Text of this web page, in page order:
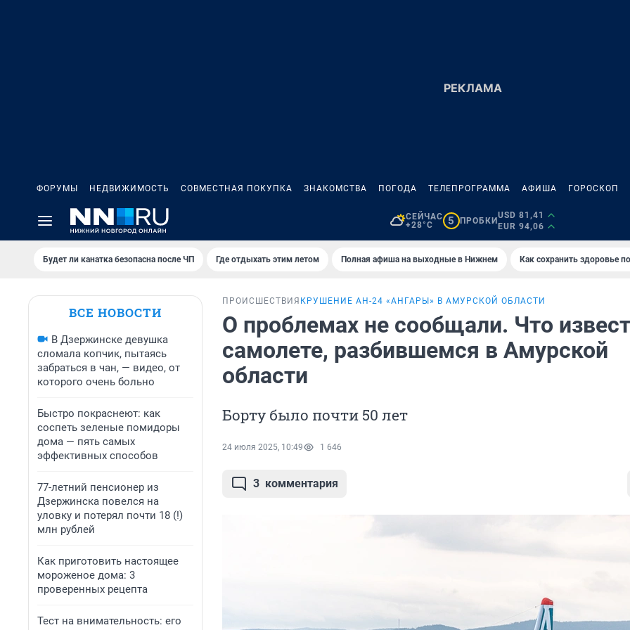
ФОРУМЫ НЕДВИЖИМОСТЬ СОВМЕСТНАЯ ПОКУПКА ЗНАКОМСТВА ПОГОДА ТЕЛЕПРОГРАММА АФИША ГОРОСКОП
СЕЙЧАС
+28°C
5 ПРОБКИ
USD 81,41
EUR 94,06
Будет ли канатка безопасна после ЧП Где отдыхать этим летом Полная афиша на выходные в Нижнем Как сохранить здоровье
ВСЕ НОВОСТИ
В Дзержинске девушка
сломала копчик, пытаясь
забраться в чан, — видео, от
которого очень больно
Быстро покраснеют: как
соспеть зеленые помидоры
дома — пять самых
эффективных способов
77-летний пенсионер из
Дзержинска повелся на
уловку и потерял почти 18 (!)
млн рублей
Как приготовить настоящее
мороженое дома: 3
проверенных рецепта
Тест на внимательность: его
ПРОИСШЕСТВИЯ КРУШЕНИЕ АН-24 «АНГАРЫ» В АМУРСКОЙ ОБЛАСТИ
О проблемах не сообщали. Что
самолете, разбившемся в Амурской
области
Борту было почти 50 лет
24 июля 2025, 10:49 1 646
3 комментария